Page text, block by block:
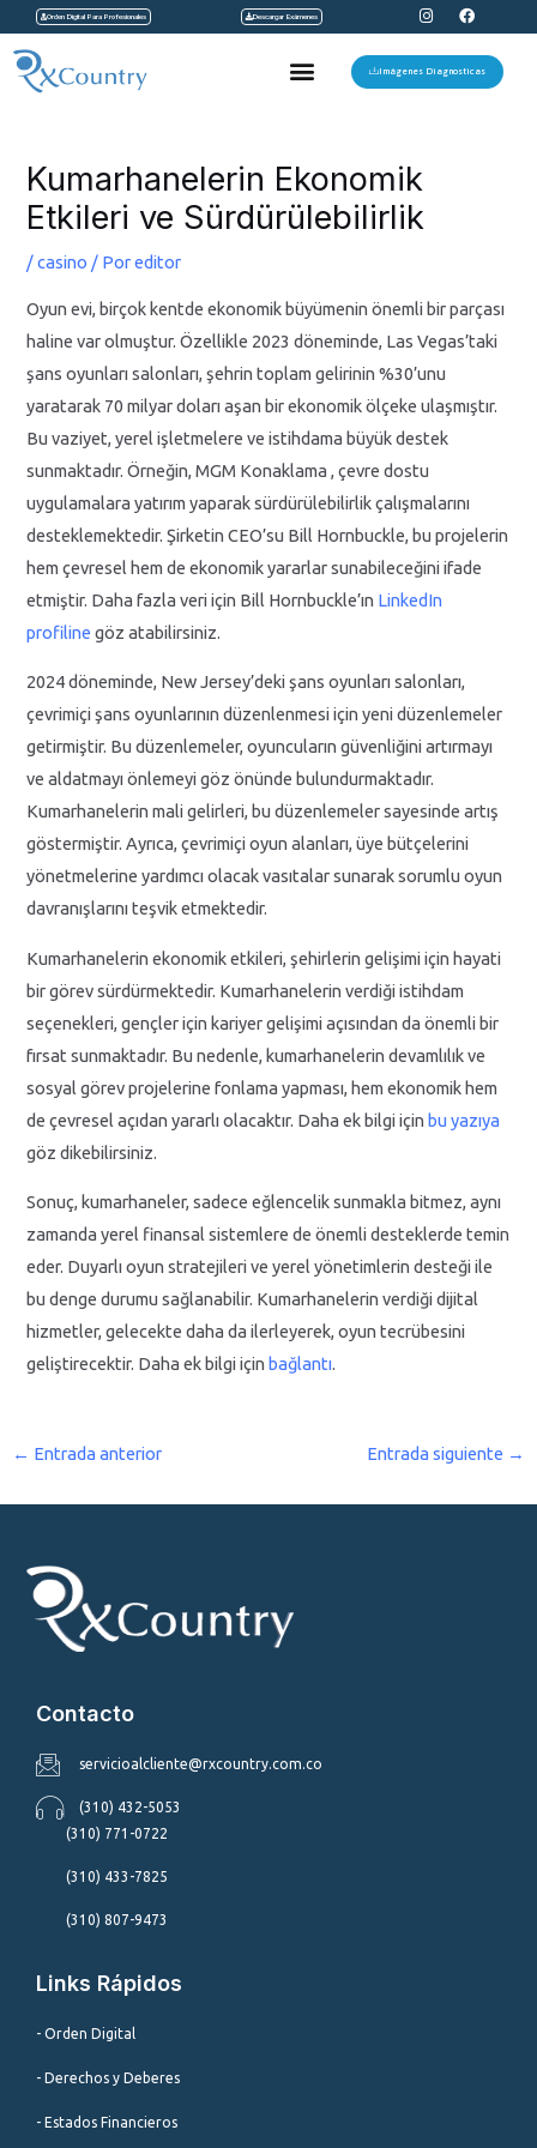
contenido
Orden Digital Para Profesionales Descargar Exámenes
I
n
s
t
a
F
a
c
e
b
Menu Imágenes Diagnosticas
Kumarhanelerin Ekonomik
Etkileri ve Sürdürülebilirlik
/casino / Poreditor
Oyun evi, birçok kentde ekonomik büyümenin önemli bir parçası
haline var olmuştur. Özellikle 2023 döneminde, Las Vegas’taki
şans oyunları salonları, şehrin toplam gelirinin %30’unu
yaratarak 70 milyar doları aşan bir ekonomik ölçeke ulaşmıştır.
Bu vaziyet, yerel işletmelere ve istihdama büyük destek
sunmaktadır. Örneğin, MGM Konaklama , çevre dostu
uygulamalara yatırım yaparak sürdürülebilirlik çalışmalarını
desteklemektedir. Şirketin CEO’su Bill Hornbuckle, bu projelerin
hem çevresel hem de ekonomik yararlar sunabileceğini ifade
etmiştir. Daha fazla veri için Bill Hornbuckle’ın LinkedIn
profiline göz atabilirsiniz.
2024 döneminde, New Jersey’deki şans oyunları salonları,
çevrimiçi şans oyunlarının düzenlenmesi için yeni düzenlemeler
getirmiştir. Bu düzenlemeler, oyuncuların güvenliğini artırmayı
ve aldatmayı önlemeyi göz önünde bulundurmaktadır.
Kumarhanelerin mali gelirleri, bu düzenlemeler sayesinde artış
göstermiştir. Ayrıca, çevrimiçi oyun alanları, üye bütçelerini
yönetmelerine yardımcı olacak vasıtalar sunarak sorumlu oyun
davranışlarını teşvik etmektedir.
Kumarhanelerin ekonomik etkileri, şehirlerin gelişimi için hayati
bir görev sürdürmektedir. Kumarhanelerin verdiği istihdam
seçenekleri, gençler için kariyer gelişimi açısından da önemli bir
fırsat sunmaktadır. Bu nedenle, kumarhanelerin devamlılık ve
sosyal görev projelerine fonlama yapması, hem ekonomik hem
de çevresel açıdan yararlı olacaktır. Daha ek bilgi içinbu yazıya
göz dikebilirsiniz.
Sonuç, kumarhaneler, sadece eğlencelik sunmakla bitmez, aynı
zamanda yerel finansal sistemlere de önemli desteklerde temin
eder. Duyarlı oyun stratejileri ve yerel yönetimlerin desteği ile
bu denge durumu sağlanabilir. Kumarhanelerin verdiği dijital
hizmetler, gelecekte daha da ilerleyerek, oyun tecrübesini
geliştirecektir. Daha ek bilgi içinbağlantı.
entradas
← Entrada anterior Entrada siguiente →
Contacto
servicioalcliente@rxcountry.com.co
(310) 432-5053
(310) 771-0722
(310) 433-7825
(310) 807-9473
Links Rápidos
- Orden Digital
- Derechos y Deberes
- Estados Financieros